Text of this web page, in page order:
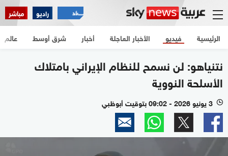
راديو مباشر
الرئيسية الأخبار العاجلة أخبار شرق أوسط عالم فيديو
نتنياهو: لن نسمح للنظام الإيراني بامتلاك
الأسلحة النووية
l 3 يونيو 2026 - 09:02 بتوقيت أبوظبي